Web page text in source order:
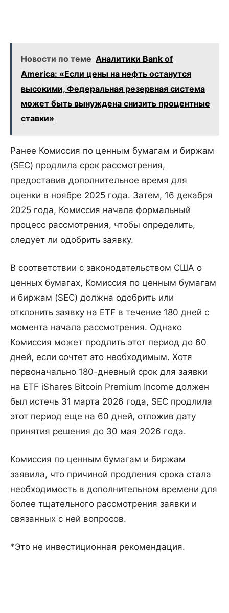
Новости по теме Аналитики Bank of
America: «Если цены на нефть останутся
высокими, Федеральная резервная система
может быть вынуждена снизить процентные
ставки»
Ранее Комиссия по ценным бумагам и биржам
(SEC) продлила срок рассмотрения,
предоставив дополнительное время для
оценки в ноябре 2025 года. Затем, 16 декабря
2025 года, Комиссия начала формальный
процесс рассмотрения, чтобы определить,
следует ли одобрить заявку.
В соответствии с законодательством США о
ценных бумагах, Комиссия по ценным бумагам
и биржам (SEC) должна одобрить или
отклонить заявку на ETF в течение 180 дней с
момента начала рассмотрения. Однако
Комиссия может продлить этот период до 60
дней, если сочтет это необходимым. Хотя
первоначально 180-дневный срок для заявки
на ETF iShares Bitcoin Premium Income должен
был истечь 31 марта 2026 года, SEC продлила
этот период еще на 60 дней, отложив дату
принятия решения до 30 мая 2026 года.
Комиссия по ценным бумагам и биржам
заявила, что причиной продления срока стала
необходимость в дополнительном времени для
более тщательного рассмотрения заявки и
связанных с ней вопросов.
*Это не инвестиционная рекомендация.